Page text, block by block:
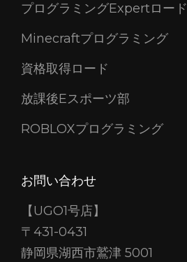
プログラミングExpertロード
Minecraftプログラミング
資格取得ロード
放課後Eスポーツ部
ROBLOXプログラミング
お問い合わせ
【UGO1号店】
〒431-0431
静岡県湖西市鷲津 5001